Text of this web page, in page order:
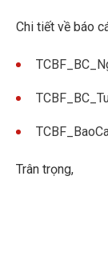
Chi tiết về báo
Trân trọng,